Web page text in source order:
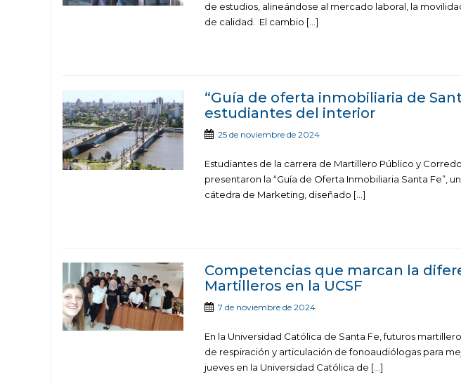
de estudios, alineándose al mercado laboral, la
de calidad. El cambio […]
“Guía de oferta inmobiliaria de
estudiantes del interior
25 de noviembre de 2024
Estudiantes de la carrera de Martillero Público y
presentaron la “Guía de Oferta Inmobiliaria Santa Fe”,
cátedra de Marketing, diseñado […]
Competencias que marcan la
Martilleros en la UCSF
7 de noviembre de 2024
En la Universidad Católica de Santa Fe, futuros
de respiración y articulación de fonoaudiólogas para
jueves en la Universidad Católica de […]